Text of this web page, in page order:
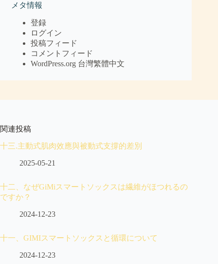
メタ情報
登録
ログイン
投稿フィード
コメントフィード
WordPress.org 台灣繁體中文
関連投稿
十三.主動式肌肉效應與被動式支撐的差別
2025-05-21
十二、なぜGiMiスマートソックスは繊維がほつれるの
ですか？
2024-12-23
十一、GIMIスマートソックスと循環について
2024-12-23